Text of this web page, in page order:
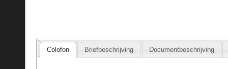
Colofon Briefbeschrijving Documentbeschrijving